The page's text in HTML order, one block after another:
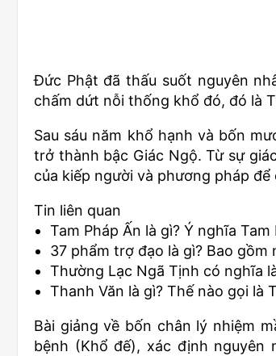
Đức Phật đã thấu suốt nguyên
chấm dứt nỗi thống khổ đó, đó là
Sau sáu năm khổ hạnh và bốn
trở thành bậc Giác Ngộ. Từ sự
của kiếp người và phương pháp
Tin liên quan
Tam Pháp Ấn là gì? Ý nghĩa
37 phẩm trợ đạo là gì? Bao gồm
Thường Lạc Ngã Tịnh có nghĩa
Thanh Văn là gì? Thế nào gọi là
Bài giảng về bốn chân lý nhiệm
bệnh (Khổ đế), xác định nguyên